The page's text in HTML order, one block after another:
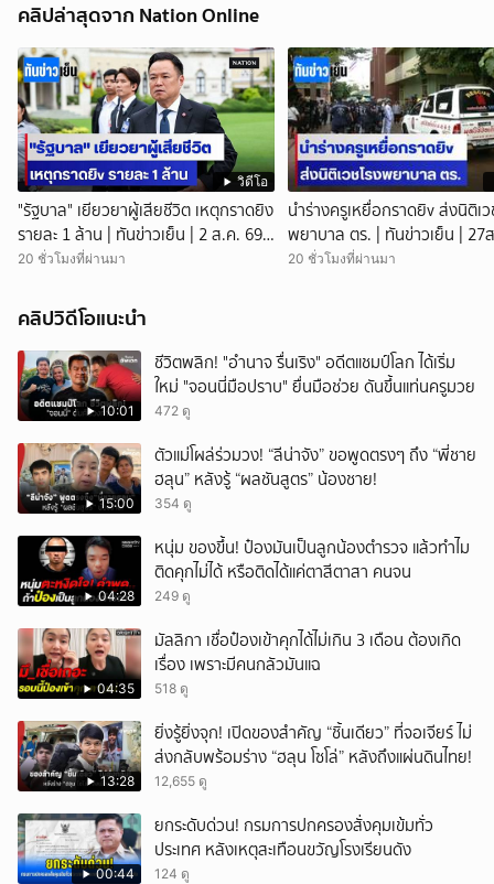
คลิปล่าสุดจาก Nation Online
วิดีโอ
"รัฐบาล" เยียวยาผู้เสียชีวิต เหตุกราดยิง
รายละ 1 ล้าน | ทันข่าวเย็น | 2 ส.ค. 69 |
NationTV22
20 ชั่วโมงที่ผ่านมา
นำร่างครูเหยื่อกราดยิv ส่งนิติเว
พยาบาล ตร. | ทันข่าวเย็น | 27
NationTV22
20 ชั่วโมงที่ผ่านมา
คลิปวิดีโอแนะนำ
10:01
ชีวิตพลิก! "อำนาจ รื่นเริง" อดีตแชมป์โลก ได้เริ่ม
ใหม่ "จอนนี่มือปราบ" ยื่นมือช่วย ดันขึ้นแท่นครูมวย
472 ดู
15:00
ตัวแม่โผล่ร่วมวง! “ลีน่าจัง” ขอพูดตรงๆ ถึง “พี่ชาย
ฮลุน” หลังรู้ “ผลชันสูตร” น้องชาย!
354 ดู
04:28
หนุ่ม ของขึ้น! ป๋องมันเป็นลูกน้องตำรวจ แล้วทำไม
ติดคุกไม่ได้ หรือติดได้แค่ตาสีตาสา คนจน
249 ดู
04:35
มัลลิกา เชื่อป๋องเข้าคุกได้ไม่เกิน 3 เดือน ต้องเกิด
เรื่อง เพราะมีคนกลัวมันแฉ
518 ดู
13:28
ยิ่งรู้ยิ่งจุก! เปิดของสำคัญ “ชิ้นเดียว” ที่จอเจียร์ ไม่
ส่งกลับพร้อมร่าง “ฮลุน โซโล่” หลังถึงแผ่นดินไทย!
12,655 ดู
00:44
ยกระดับด่วน! กรมการปกครองสั่งคุมเข้มทั่ว
ประเทศ หลังเหตุสะเทือนขวัญโรงเรียนดัง
124 ดู